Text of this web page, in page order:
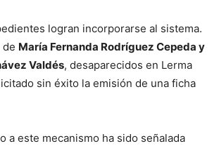
logran incorporarse al sistema.
de María Fernanda Rodríguez Cepeda y
Valdés, desaparecidos en Lerma
sin éxito la emisión de una ficha
a este mecanismo ha sido señalada